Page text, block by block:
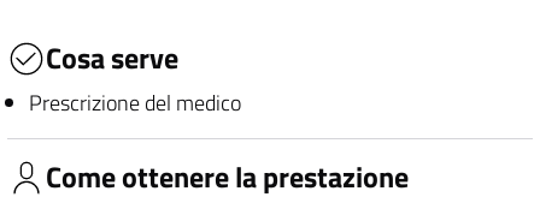
Cosa serve
Prescrizione del medico
Come ottenere la prestazione